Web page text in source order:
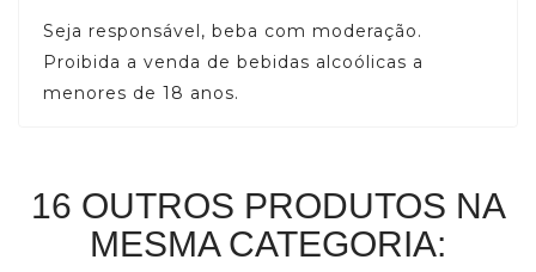
Seja responsável, beba com moderação.
Proibida a venda de bebidas alcoólicas a
menores de 18 anos.
16 OUTROS PRODUTOS NA
MESMA CATEGORIA: